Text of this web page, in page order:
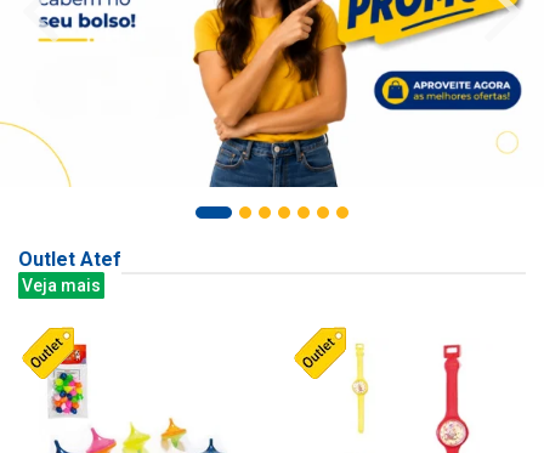
Outlet Atef
Veja mais